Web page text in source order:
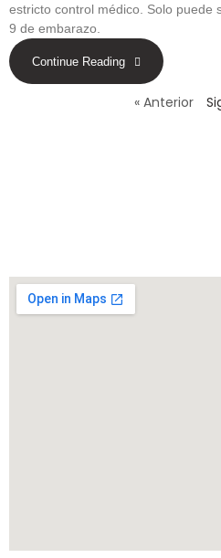
estricto control médico. Solo puede
9 de embarazo.
Continue Reading
« Anterior